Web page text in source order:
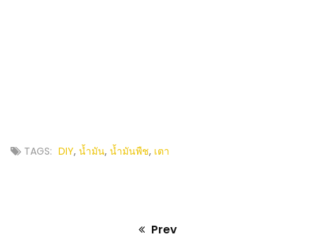
TAGS: DIY, น้ำมัน, น้ำมันพืช, เตา
Prev